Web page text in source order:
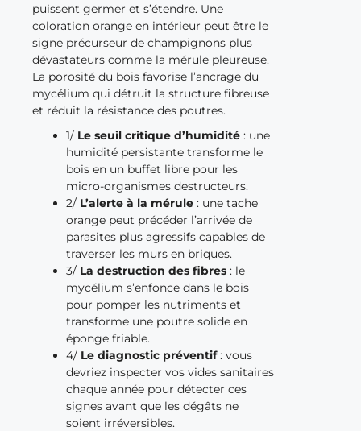
puissent germer et s’étendre. Une
coloration orange en intérieur peut être le
signe précurseur de champignons plus
dévastateurs comme la mérule pleureuse.
La porosité du bois favorise l’ancrage du
mycélium qui détruit la structure fibreuse
et réduit la résistance des poutres.
1/ Le seuil critique d’humidité : une
humidité persistante transforme le
bois en un buffet libre pour les
micro-organismes destructeurs.
2/ L’alerte à la mérule : une tache
orange peut précéder l’arrivée de
parasites plus agressifs capables de
traverser les murs en briques.
3/ La destruction des fibres : le
mycélium s’enfonce dans le bois
pour pomper les nutriments et
transforme une poutre solide en
éponge friable.
4/ Le diagnostic préventif: vous
devriez inspecter vos vides sanitaires
chaque année pour détecter ces
signes avant que les dégâts ne
soient irréversibles.